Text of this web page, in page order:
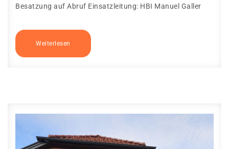
Besatzung auf Abruf Einsatzleitung: HBI Manuel Galler
Weiterlesen